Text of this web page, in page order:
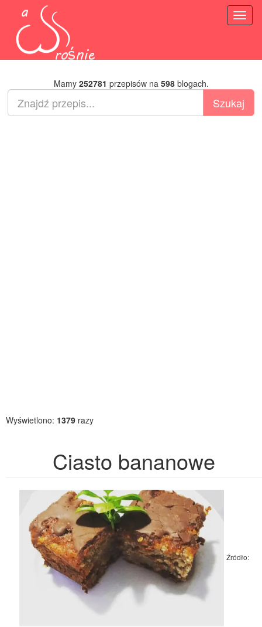
Mamy 252781 przepisów na 598blogach.
Wyświetlono: 1379 razy
Ciasto bananowe
Źródło: